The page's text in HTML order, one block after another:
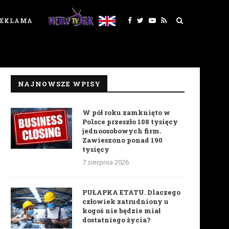
NAJNOWSZE WPISY
W pół roku zamknięto w
Polsce przeszło 108 tysięcy
jednoosobowych firm.
Zawieszono ponad 190
tysięcy
7 sierpnia 2026
PUŁAPKA ETATU. Dlaczego
człowiek zatrudniony u
kogoś nie będzie miał
dostatniego życia?